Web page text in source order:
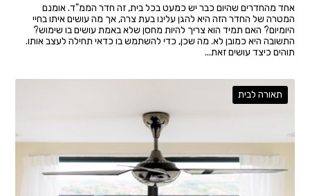
אחד מהחדרים שהיום כבר יש כמעט בכל בית, זה חדר הממ"ד. אומנם
המטרה של החדר הזה היא להגן עלינו בעת צרה, אך מה עושים איתו בחיי
היומיום? האם תמיד הוא צריך להיות מחסן שלא באמת עושים בו שימוש?
התשובה היא כמובן לא. מה שכן, כדי להשתמש בו כדאי תחילה לעצב אותו.
תוהים כיצד עושים זאת...
תאורה לבית